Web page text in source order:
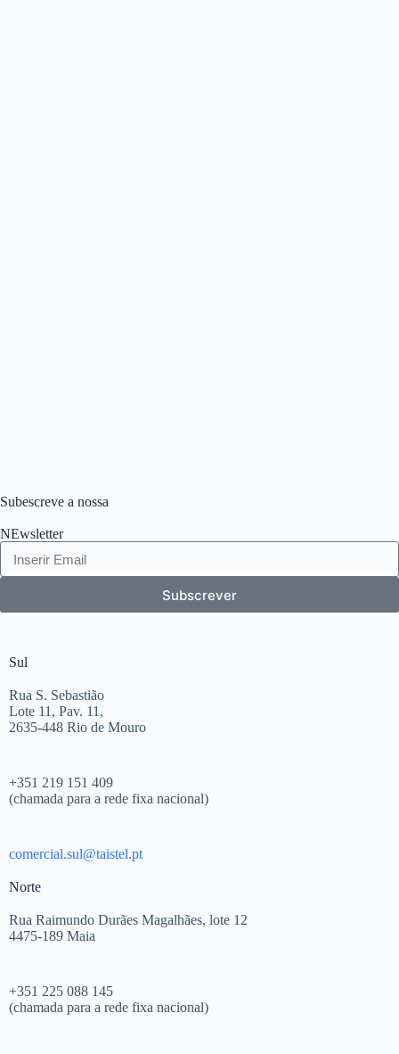
Subescreve a nossa
NEwsletter
Subscrever
Sul
Rua S. Sebastião
Lote 11, Pav. 11,
2635-448 Rio de Mouro
+351 219 151 409
(chamada para a rede fixa nacional)
comercial.sul@taistel.pt
Norte
Rua Raimundo Durães Magalhães, lote 12
4475-189 Maia
+351 225 088 145
(chamada para a rede fixa nacional)